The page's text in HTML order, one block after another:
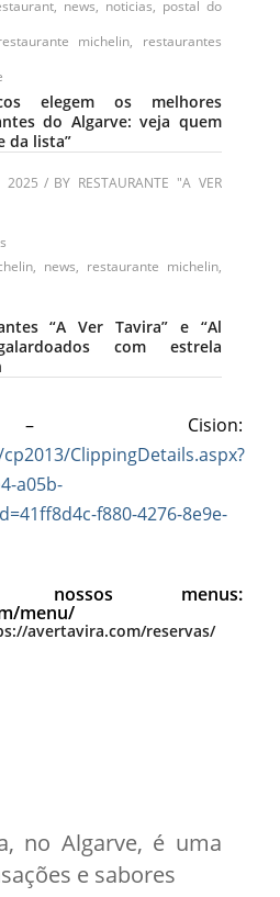
, news, noticias, postal do
michelin, restaurantes
elegem os melhores
do Algarve: veja quem
da lista”
2025 / BY RESTAURANTE "A VER
, news, restaurante michelin,
“A Ver Tavira” e “Al
com estrela
Cision:
ClippingDetails.aspx?
a05b-
f880-4276-8e9e-
nossos menus:
menu/
avertavira.com/reservas/
no Algarve, é uma
e sabores